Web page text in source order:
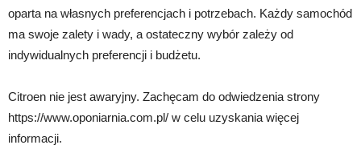
oparta na własnych preferencjach i potrzebach. Każdy samochód
ma swoje zalety i wady, a ostateczny wybór zależy od
indywidualnych preferencji i budżetu.
Citroen nie jest awaryjny. Zachęcam do odwiedzenia strony
https://www.oponiarnia.com.pl/ w celu uzyskania więcej
informacji.